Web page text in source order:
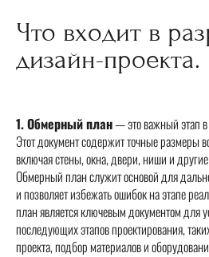
Что входит в
дизайн-проекта.
1. Обмерный план— это важный этап в
Этот документ содержит точные размеры
включая стены, окна, двери, ниши и
Обмерный план служит основой для
и позволяет избежать ошибок на этапе
план является ключевым документом для
последующих этапов проектирования,
проекта, подбор материалов и